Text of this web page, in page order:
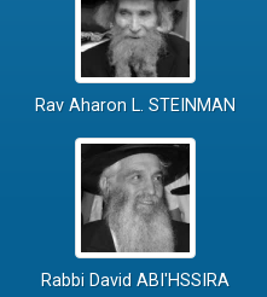
Rav Aharon L. STEINMAN
Rabbi David ABI'HSSIRA